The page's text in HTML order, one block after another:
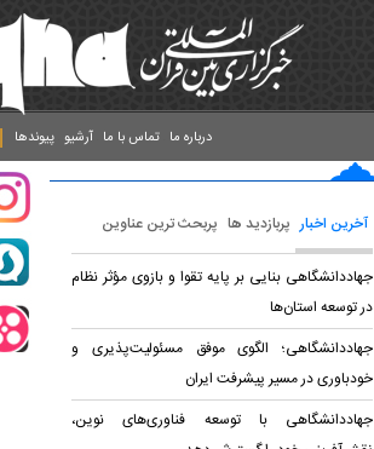
پیوندها آرشیو تماس با ما درباره ما
آخرین اخبار پربازدید ها پربحث ترین عناوین
جهاددانشگاهی بنایی بر پایه تقوا و بازوی مؤثر نظام
در توسعه استان‌ها
جهاددانشگاهی؛ الگوی موفق مسئولیت‌پذیری و
خودباوری در مسیر پیشرفت ایران
جهاددانشگاهی با توسعه فناوری‌های نوین،